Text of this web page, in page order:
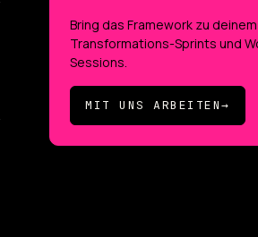
Bring das Framework zu
Transformations-Sprints und
Sessions.
MIT UNS ARBEITEN→